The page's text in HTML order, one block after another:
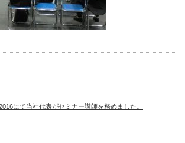
にて当社代表がセミナー講師を務めました。